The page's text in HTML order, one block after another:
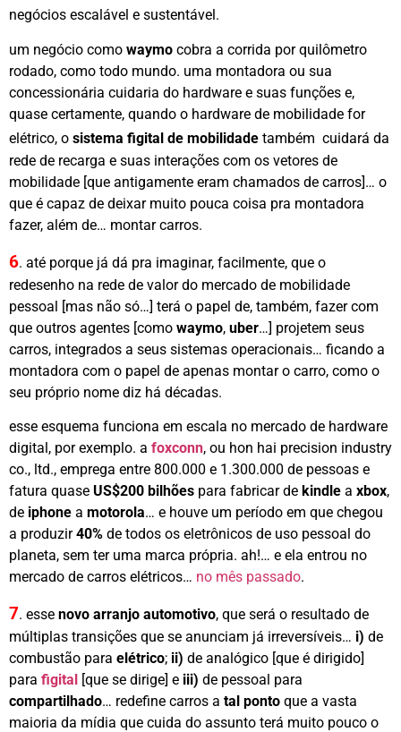
negócios escalável e sustentável.
um negócio como waymo cobra a corrida por quilômetro
rodado, como todo mundo. uma montadora ou sua
concessionária cuidaria do hardware e suas funções e,
quase certamente, quando o hardware de mobilidade for
elétrico, o sistema figital de mobilidade também cuidará da
rede de recarga e suas interações com os vetores de
mobilidade [que antigamente eram chamados de carros]… o
que é capaz de deixar muito pouca coisa pra montadora
fazer, além de… montar carros.
6. até porque já dá pra imaginar, facilmente, que o
redesenho na rede de valor do mercado de mobilidade
pessoal [mas não só…] terá o papel de, também, fazer com
que outros agentes [como waymo, uber…] projetem seus
carros, integrados a seus sistemas operacionais… ficando a
montadora com o papel de apenas montar o carro, como o
seu próprio nome diz há décadas.
esse esquema funciona em escala no mercado de hardware
digital, por exemplo. a foxconn, ou hon hai precision industry
co., ltd., emprega entre 800.000 e 1.300.000 de pessoas e
fatura quase US$200 bilhões para fabricar de kindle a xbox,
de iphone a motorola… e houve um período em que chegou
a produzir40% de todos os eletrônicos de uso pessoal do
planeta, sem ter uma marca própria. ah!… e ela entrou no
mercado de carros elétricos… no mês passado.
7. esse novo arranjo automotivo, que será o resultado de
múltiplas transições que se anunciam já irreversíveis… i) de
combustão para elétrico; ii) de analógico [que é dirigido]
para figital [que se dirige] e iii) de pessoal para
compartilhado… redefine carros a tal ponto que a vasta
maioria da mídia que cuida do assunto terá muito pouco o